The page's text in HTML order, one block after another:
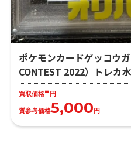
ポケモンカードゲッコウ
CONTEST 2022）トレカ水
買取価格- 円
質参考価格5,000 円